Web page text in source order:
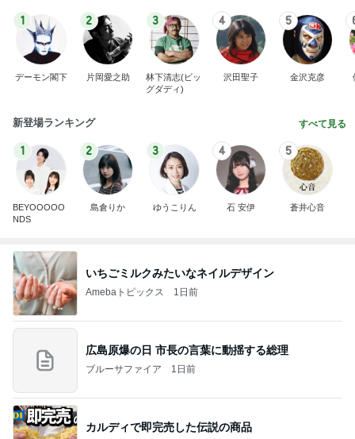
1
デーモン閣下
2
片岡愛之助
3
林下清志(ビッ
グダディ)
4
沢田聖子
5
金沢克彦
新登場ランキング すべて見る
1
BEYOOOOO
NDS
2
島倉りか
3
ゆうこりん
4
石 安伊
5
蒼井心音
いちごミルクみたいなネイルデザイン
Amebaトピックス 1日前
広島原爆の日 市長の言葉に動揺する総理
ブルーサファイア 1日前
カルディで即完売した伝説の商品